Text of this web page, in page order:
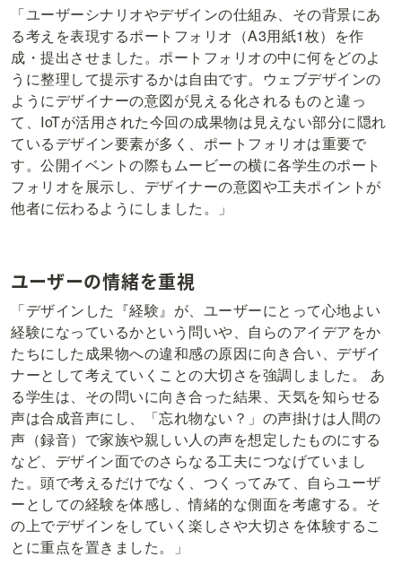
「ユーザーシナリオやデザインの仕組み、その背景にあ
る考えを表現するポートフォリオ（A3用紙1枚）を作
成・提出させました。ポートフォリオの中に何をどのよ
うに整理して提示するかは自由です。ウェブデザインの
ようにデザイナーの意図が見える化されるものと違っ
て、IoTが活用された今回の成果物は見えない部分に隠れ
ているデザイン要素が多く、ポートフォリオは重要で
す。公開イベントの際もムービーの横に各学生のポート
フォリオを展示し、デザイナーの意図や工夫ポイントが
他者に伝わるようにしました。」
ユーザーの情緒を重視
「デザインした『経験』が、ユーザーにとって心地よい
経験になっているかという問いや、自らのアイデアをか
たちにした成果物への違和感の原因に向き合い、デザイ
ナーとして考えていくことの大切さを強調しました。 あ
る学生は、その問いに向き合った結果、天気を知らせる
声は合成音声にし、「忘れ物ない？」の声掛けは人間の
声（録音）で家族や親しい人の声を想定したものにする
など、デザイン面でのさらなる工夫につなげていまし
た。頭で考えるだけでなく、つくってみて、自らユーザ
ーとしての経験を体感し、情緒的な側面を考慮する。そ
の上でデザインをしていく楽しさや大切さを体験するこ
とに重点を置きました。」